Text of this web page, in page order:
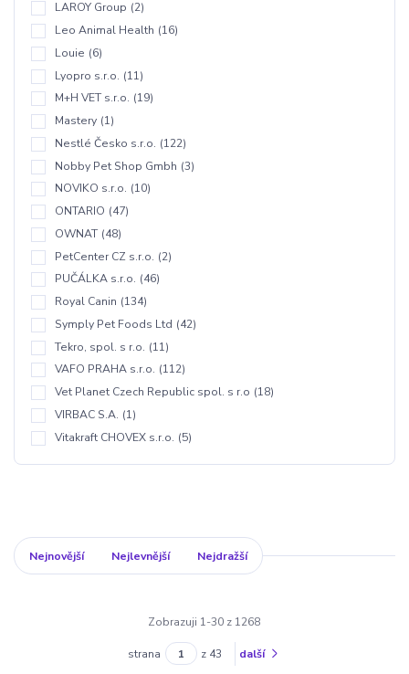
LAROY Group (2)
Leo Animal Health (16)
Louie (6)
Lyopro s.r.o. (11)
M+H VET s.r.o. (19)
Mastery (1)
Nestlé Česko s.r.o. (122)
Nobby Pet Shop Gmbh (3)
NOVIKO s.r.o. (10)
ONTARIO (47)
OWNAT (48)
PetCenter CZ s.r.o. (2)
PUČÁLKA s.r.o. (46)
Royal Canin (134)
Symply Pet Foods Ltd (42)
Tekro, spol. s r.o. (11)
VAFO PRAHA s.r.o. (112)
Vet Planet Czech Republic spol. s r.o (18)
VIRBAC S.A. (1)
Vitakraft CHOVEX s.r.o. (5)
Nejnovější Nejlevnější Nejdražší
Zobrazuji 1-30 z 1268
strana z 43 další